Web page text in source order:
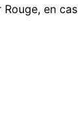
en cas